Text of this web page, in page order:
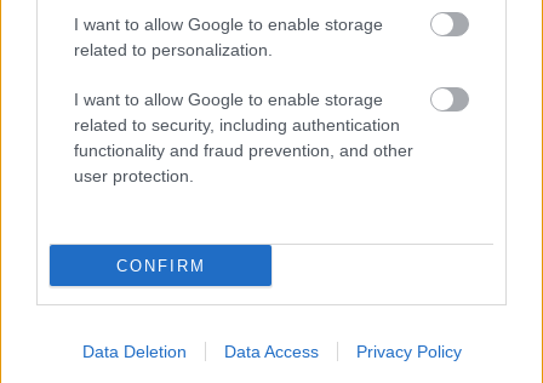
I want to allow Google to enable storage
related to personalization.
I want to allow Google to enable storage
related to security, including authentication
functionality and fraud prevention, and other
user protection.
CONFIRM
Data Deletion Data Access Privacy Policy
Riga FC - FK Auda
Igen és több, mint 2,5 (Mindkét csapat szerez gólt +
Gólszám 2,5)
2 hónapja
tét: 10